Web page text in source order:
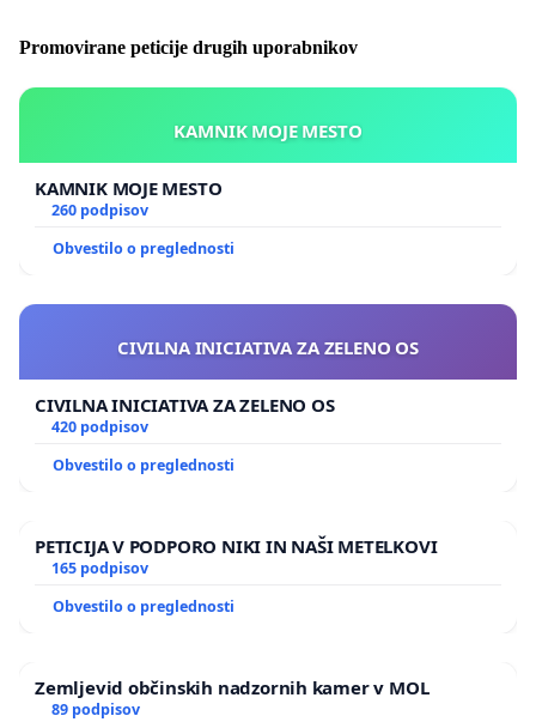
Promovirane peticije drugih uporabnikov
KAMNIK MOJE MESTO
KAMNIK MOJE MESTO
260 podpisov
Obvestilo o preglednosti
CIVILNA INICIATIVA ZA ZELENO OS
CIVILNA INICIATIVA ZA ZELENO OS
420 podpisov
Obvestilo o preglednosti
PETICIJA V PODPORO NIKI IN NAŠI METELKOVI
165 podpisov
Obvestilo o preglednosti
Zemljevid občinskih nadzornih kamer v MOL
89 podpisov